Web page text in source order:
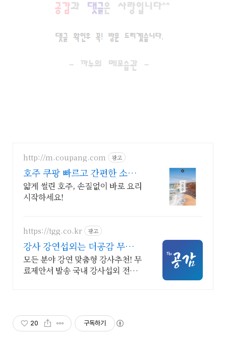
http://m.coupang.com 광고
호주 쿠팡 빠르고 간편한 소고
기 요리
얇게 썰린 호주, 손질없이 바로 요리
시작하세요!
https://tgg.co.kr 광고
강사 강연섭외는 더공감 무료견
적 빠른섭외 수수료무료
모든 분야 강연 맞춤형 강사추천! 무
료제안서 발송 국내 강사섭외 전문
20 구독하기